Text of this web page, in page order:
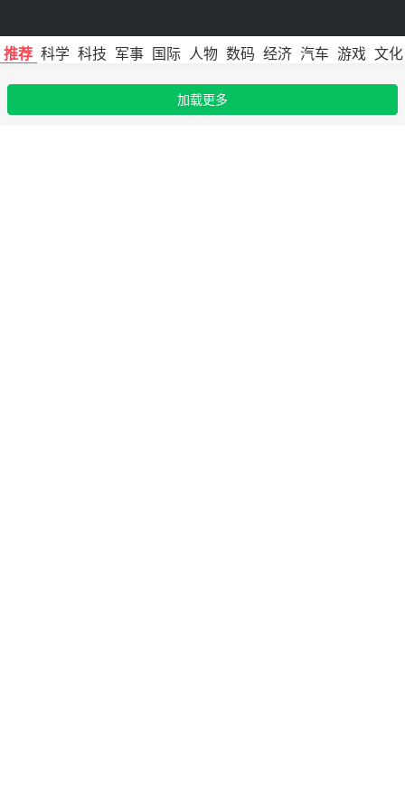
推荐 科学 科技 军事 国际 人物 数码 经济 汽车 游戏 文化
加载更多